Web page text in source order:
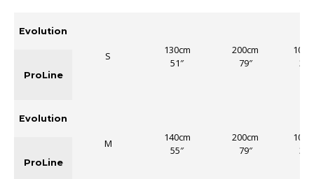
Evolution
S
130cm
51″
200cm
79″
39″
ProLine
Evolution
M
140cm
55″
200cm
79″
39″
ProLine